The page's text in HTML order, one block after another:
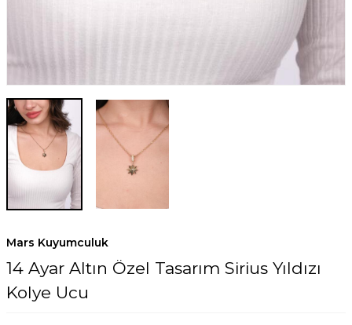
Mars Kuyumculuk
14 Ayar Altın Özel Tasarım Sirius Yıldızı
Kolye Ucu